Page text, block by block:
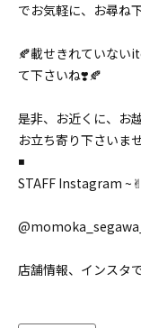
でお気軽に、お尋ね
🍂載せきれていない
て下さいね❣️🍂
是非、お近くに、お
お立ち寄り下さいませ
◾️
STAFF Instagram
@momoka_segawa_
店舗情報、インスタ